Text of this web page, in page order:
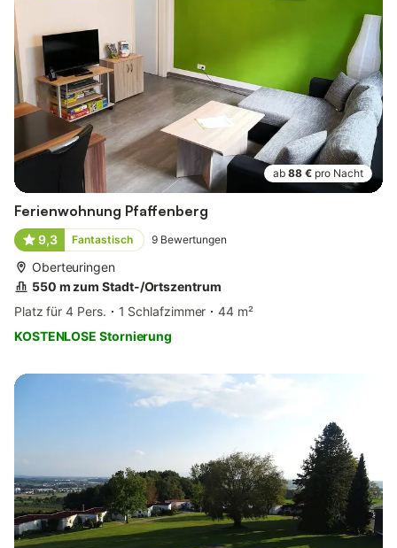
ab 88 € pro Nacht
Ferienwohnung Pfaffenberg
9,3 Fantastisch 9 Bewertungen
Oberteuringen
550 m zum Stadt-/Ortszentrum
Platz für 4 Pers.
1 Schlafzimmer
44 m²
KOSTENLOSE Stornierung